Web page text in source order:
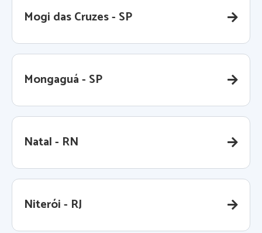
Mogi das Cruzes - SP
Mongaguá - SP
Natal - RN
Niterói - RJ